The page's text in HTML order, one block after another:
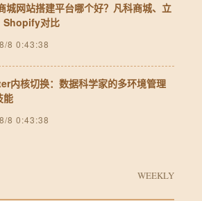
城网站搭建平台哪个好？凡科商城、立
Shopify对比
8 0:43:38
内核切换：数据科学家的多环境管理
能
8 0:43:38
WEEKLY